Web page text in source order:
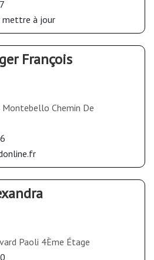
mettre à jour
François
Montebello Chemin De
Paoli 4Ème Étage